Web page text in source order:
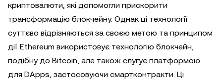
криптовалюти, які допомогли прискорити
трансформацію блокчейну. Однак ці технології
суттєво відрізняються за своєю метою та принципом
дії. Ethereum використовує технологію блокчейн,
подібну до Bitcoin, але також слугує платформою
для DApps, застосовуючи смартконтракти. Ці